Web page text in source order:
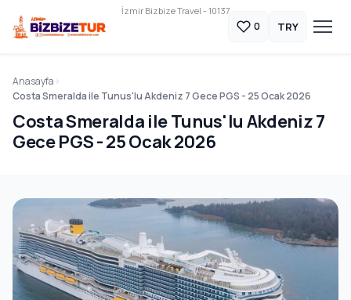
İzmir Bizbize Travel - 10137
0 TRY
Anasayfa
Costa Smeralda ile Tunus'lu Akdeniz 7 Gece PGS - 25 Ocak 2026
Costa Smeralda ile Tunus'lu Akdeniz 7
Gece PGS - 25 Ocak 2026